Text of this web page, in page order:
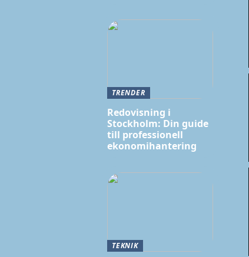
TRENDER
Redovisning i
Stockholm: Din guide
till professionell
ekonomihantering
TEKNIK